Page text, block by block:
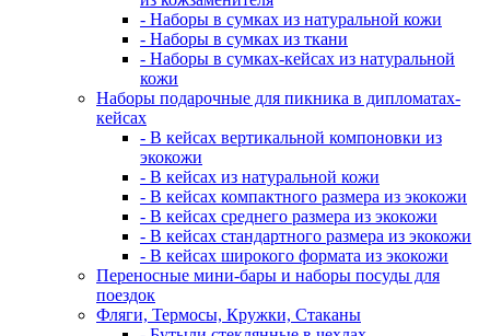
- Наборы в сумках из натуральной кожи
- Наборы в сумках из ткани
- Наборы в сумках-кейсах из натуральной
кожи
Наборы подарочные для пикника в дипломатах-
кейсах
- В кейсах вертикальной компоновки из
экокожи
- В кейсах из натуральной кожи
- В кейсах компактного размера из экокожи
- В кейсах среднего размера из экокожи
- В кейсах стандартного размера из экокожи
- В кейсах широкого формата из экокожи
Переносные мини-бары и наборы посуды для
поездок
Фляги, Термосы, Кружки, Стаканы